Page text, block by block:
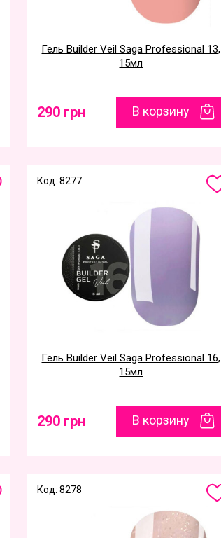
Гель Builder Veil Saga Professional 13,
15мл
290 грн В корзину
Код: 8277
Гель Builder Veil Saga Professional 16,
15мл
290 грн В корзину
Код: 8278